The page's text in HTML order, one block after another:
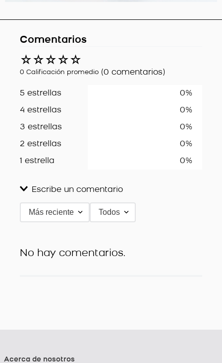
Comentarios
☆☆☆☆☆
0 Calificación promedio (0 comentarios)
5 estrellas 0%
4 estrellas 0%
3 estrellas 0%
2 estrellas 0%
1 estrella 0%
Escribe un comentario
Agregar comentario
Más reciente Todos
No hay comentarios.
Acerca de nosotros